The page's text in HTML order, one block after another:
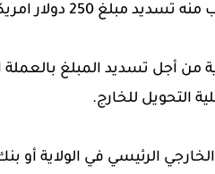
لحساب ادارة المجلة.
من أجل تسديد المبلغ
التحويل للخارج.